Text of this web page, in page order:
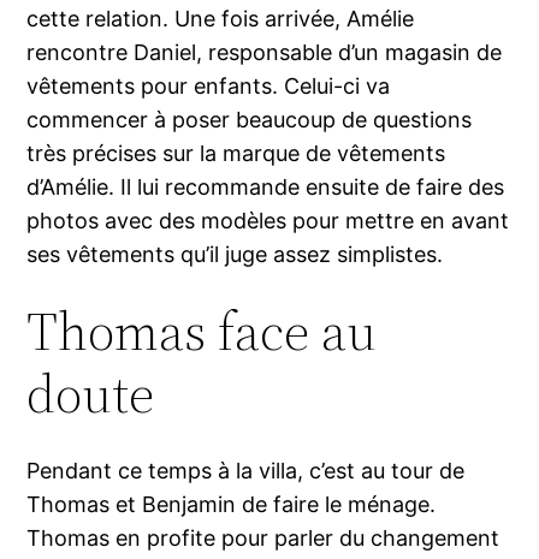
cette relation. Une fois arrivée, Amélie
rencontre Daniel, responsable d’un magasin de
vêtements pour enfants. Celui-ci va
commencer à poser beaucoup de questions
très précises sur la marque de vêtements
d’Amélie. Il lui recommande ensuite de faire des
photos avec des modèles pour mettre en avant
ses vêtements qu’il juge assez simplistes.
Thomas face au
doute
Pendant ce temps à la villa, c’est au tour de
Thomas et Benjamin de faire le ménage.
Thomas en profite pour parler du changement